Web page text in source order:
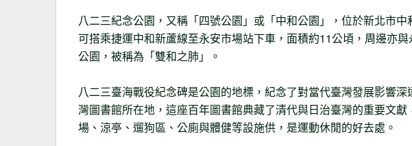
八二三紀念公園，又稱「四號公園」或「中和公園」，位於新北市
可搭乘捷運中和新蘆線至永安市場站下車，面積約11公頃，周邊亦
公園，被稱為「雙和之肺」。
八二三臺海戰役紀念碑是公園的地標，紀念了對當代臺灣發展影響
灣圖書館所在地，這座百年圖書館典藏了清代與日治臺灣的重要文
場、涼亭、遛狗區、公廁與體健等設施供，是運動休閒的好去處。